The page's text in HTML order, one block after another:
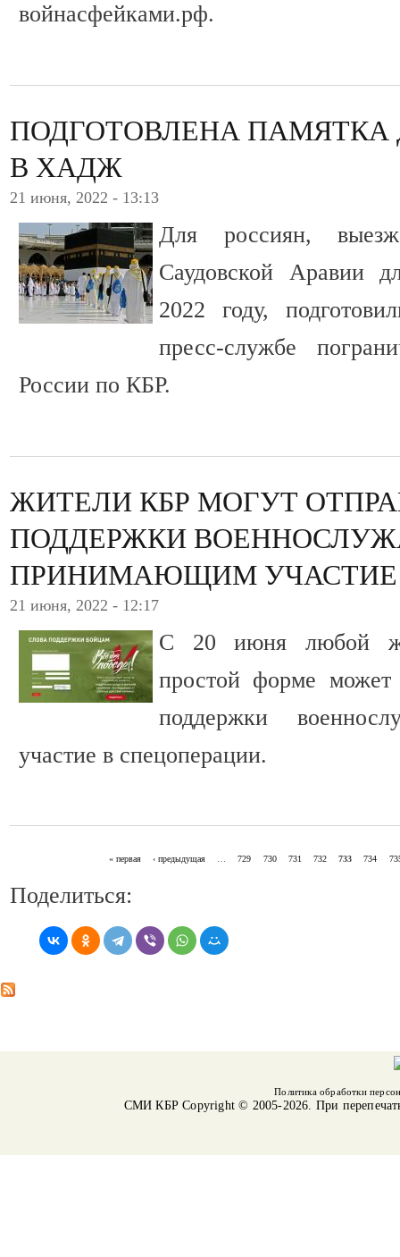
войнасфейками.рф.
ПОДГОТОВЛЕНА
В ХАДЖ
21 июня, 2022 - 13:13
Для россиян,
Саудовской Аравии
2022 году,
пресс-службе
России по КБР.
ЖИТЕЛИ КБР МОГУТ
ПОДДЕРЖКИ
ПРИНИМАЮЩИМ УЧАСТИЕ
21 июня, 2022 - 12:17
С 20 июня любой
простой форме может
поддержки
участие в спецоперации.
« первая ‹ предыдущая … 729 730 731 732 733 734
Поделиться:
Политика обработки
СМИ КБРCopyright © 2005-2026. При